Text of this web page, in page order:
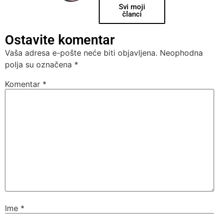
Svi moji
članci
Ostavite komentar
Vaša adresa e-pošte neće biti objavljena. Neophodna
polja su označena *
Komentar *
Ime *